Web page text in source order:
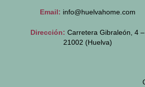
Email: info@huelvahome.com
Dirección: Carretera Gibraleón, 4 –
21002 (Huelva)